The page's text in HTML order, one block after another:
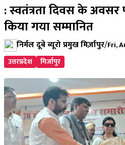
: स्वतंत्रता दिवस के अवसर
किया गया सम्मानित
निर्मल दूबे ब्यूरो प्रमुख मिर्ज़ापुर/Fri,
उत्तरप्रदेश मिर्जापुर